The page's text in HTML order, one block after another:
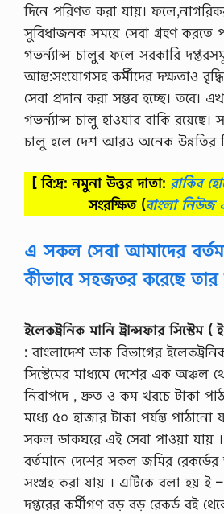
দিনে পরিণত করা যায়।
সুবিধাজনক সময়ে সেবা গ্রহণ করতে
গভর্ন্যান্স চালুর ফলে সরকারি
আন্ত:সংযােগসহ কর্মীদের দক্ষতাও
সেবা প্রদান করা সম্ভব হচ্ছে। তবে।
গভর্ন্যান্স চালু হাওযার বাকি রয়েছে।
চালু হলে দেশ আরও অনেক উন্নতির
[ বি:দ্র: নমুনা উত্তর দাতা: রাকিব
সংরক্ষিত (বাংলা নিউজ
এ সকল সেবা আমাদের
কীভাবে সহজতর করেছে তার
ইলেকট্রনিক মানি ট্রান্সফার সিস্টেম
: বাংলাদেশ ডাক বিভাগের
সিস্টেমের মাধ্যমে দেশের এক অঞ্চল
নিরাপদে , দ্রুত ও কম খরচে টাকা
মধ্যে ৫০ হাজার টাকা পর্যন্ত পাঠানাে
সকল ডাকঘরে এই সেবা পাওয়া যায় ।
বর্তমানে দেশের সকল জমির
সংগ্রহ করা যায় । এটিকে বলা হয় ই –
দপ্তরের কর্মীগণ বড় বড় রেকর্ড বই